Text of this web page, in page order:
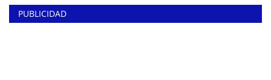
PUBLICIDAD